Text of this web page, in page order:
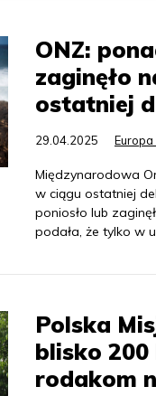
ONZ:
zaginęło
ostatniej
29.04.2025
Międzynarodowa
w ciągu ostatniej
poniosło lub
podała, że tylko w
Polska
blisko
rodakom